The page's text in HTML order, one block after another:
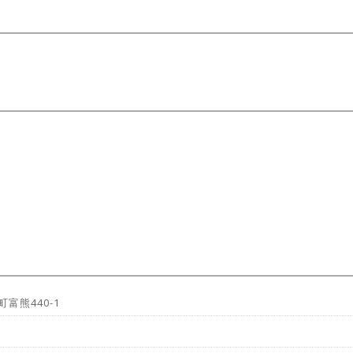
富熊440-1